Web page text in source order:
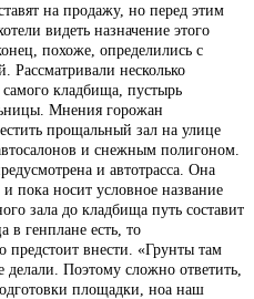
на продажу, но перед этим
видеть назначение этого
похоже, определились с
Рассматривали несколько
кладбища, пустырь
Мнения горожан
прощальный зал на улице
и снежным полигоном.
и автотрасса. Она
пока носит условное название
зала до кладбища путь составит
в генплане есть, то
предстоит внести. «Грунты там
Поэтому сложно ответить,
площадки, ноа наш